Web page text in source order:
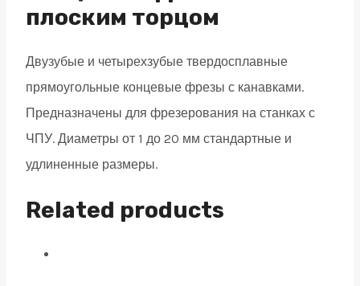
45,
20х45х100
quantity
плоским торцом
Двузубые и четырехзубые твердосплавные
прямоугольные концевые фрезы с канавками.
Предназначены для фрезерования на станках с
ЧПУ. Диаметры от 1 до 20 мм стандартные и
удлиненные размеры.
Related products